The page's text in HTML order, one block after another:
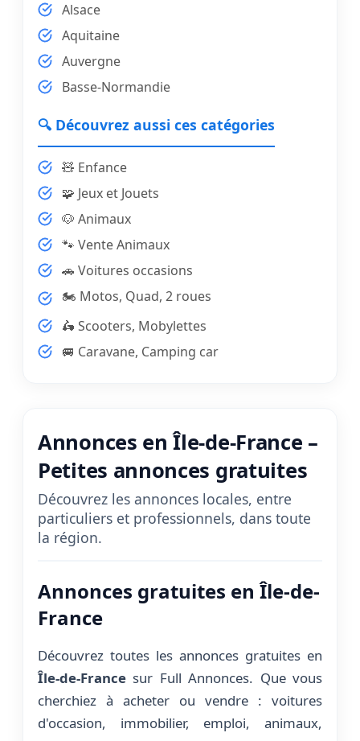
Alsace
Aquitaine
Auvergne
Basse-Normandie
🔍 Découvrez aussi ces catégories
🧸 Enfance
🧩 Jeux et Jouets
🐶 Animaux
🐾 Vente Animaux
🚗 Voitures occasions
🏍️ Motos, Quad, 2 roues
🛵 Scooters, Mobylettes
🚐 Caravane, Camping car
Annonces en Île-de-France –
Petites annonces gratuites
Découvrez les annonces locales, entre
particuliers et professionnels, dans toute
la région.
Annonces gratuites en Île-de-
France
Découvrez toutes les annonces gratuites en
Île-de-France sur Full Annonces. Que vous
cherchiez à acheter ou vendre : voitures
d'occasion, immobilier, emploi, animaux,